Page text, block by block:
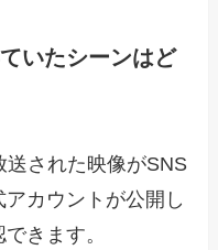
いたシーンはど
送された映像がSNS
カウントが公開し
きます。